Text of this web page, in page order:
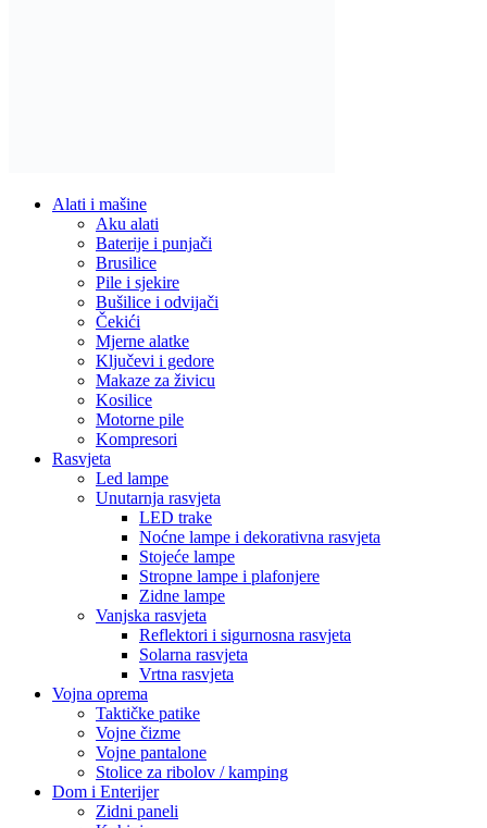
Alati i mašine
Aku alati
Baterije i punjači
Brusilice
Pile i sjekire
Bušilice i odvijači
Čekići
Mjerne alatke
Ključevi i gedore
Makaze za živicu
Kosilice
Motorne pile
Kompresori
Rasvjeta
Led lampe
Unutarnja rasvjeta
LED trake
Noćne lampe i dekorativna rasvjeta
Stojeće lampe
Stropne lampe i plafonjere
Zidne lampe
Vanjska rasvjeta
Reflektori i sigurnosna rasvjeta
Solarna rasvjeta
Vrtna rasvjeta
Vojna oprema
Taktičke patike
Vojne čizme
Vojne pantalone
Stolice za ribolov / kamping
Dom i Enterijer
Zidni paneli